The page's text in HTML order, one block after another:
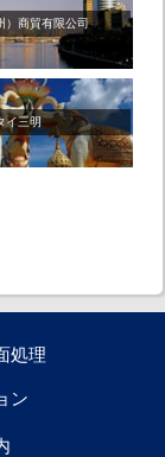
）商貿有限公司
イ三明
処理
ン